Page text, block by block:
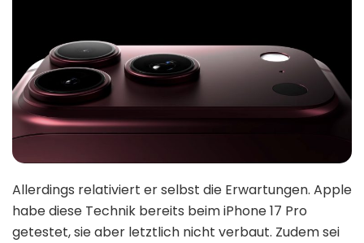
Allerdings relativiert er selbst die Erwartungen. Apple
habe diese Technik bereits beim iPhone 17 Pro
getestet, sie aber letztlich nicht verbaut. Zudem sei